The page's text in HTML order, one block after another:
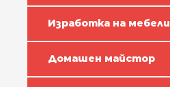
Изработка на мебели
Домашен майстор